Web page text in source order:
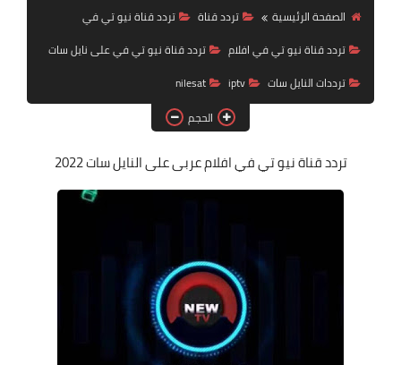
تردد قناة
nilesat
iptv
ترددات النايل سات
ترددات النايل سات
الصفحة الرئيسية
تردد قناة
تردد قناة نيو تي في
تردد قناة نيو تي في افلام
تردد قناة نيو تي في على نايل سات
ترددات النايل سات
iptv
nilesat
الحجم
تردد قناة نيو تي فيافلام عربى على النايل سات 2022